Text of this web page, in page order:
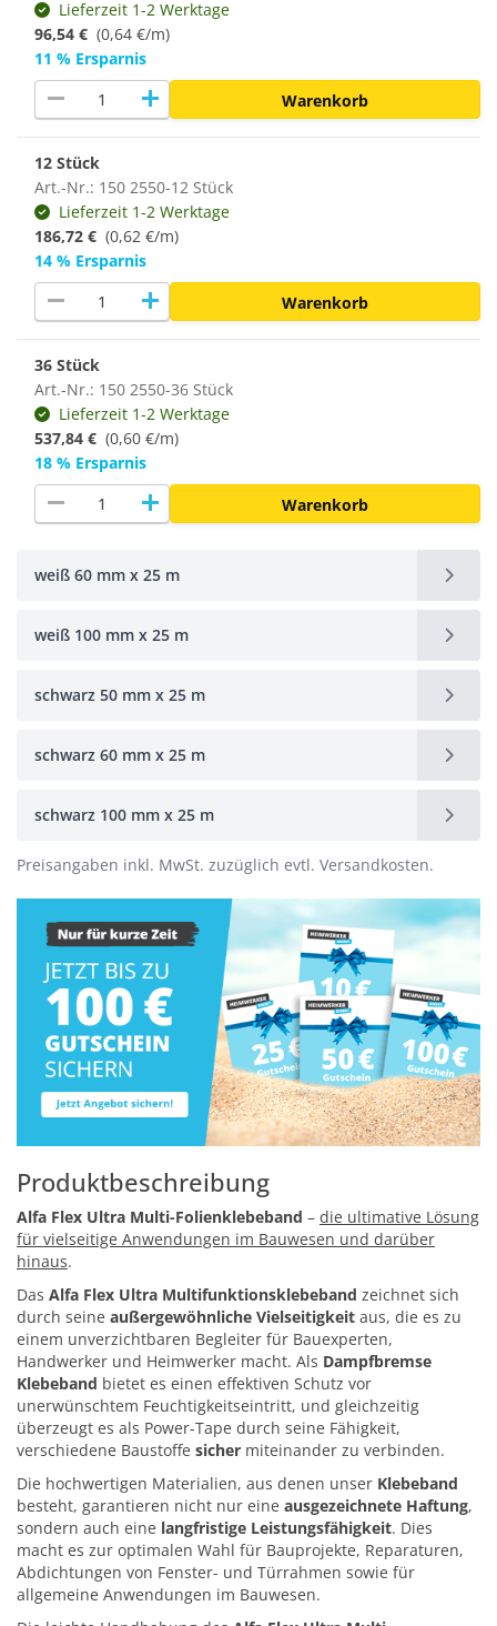
Lieferzeit 1-2 Werktage
96,54 € (0,64 €/m)
11 % Ersparnis
remove add Warenkorb
12 Stück
Art.-Nr.: 150 2550-12 Stück
Lieferzeit 1-2 Werktage
186,72 € (0,62 €/m)
14 % Ersparnis
remove add Warenkorb
36 Stück
Art.-Nr.: 150 2550-36 Stück
Lieferzeit 1-2 Werktage
537,84 € (0,60 €/m)
18 % Ersparnis
remove add Warenkorb
weiß 60 mm x 25 m
weiß 100 mm x 25 m
schwarz 50 mm x 25 m
schwarz 60 mm x 25 m
schwarz 100 mm x 25 m
Preisangaben inkl. MwSt. zuzüglich evtl. Versandkosten.
Produktbeschreibung
Alfa Flex Ultra Multi-Folienklebeband – die ultimative Lösung
für vielseitige Anwendungen im Bauwesen und darüber
hinaus.
Das Alfa Flex Ultra Multifunktionsklebeband zeichnet sich
durch seine außergewöhnliche Vielseitigkeit aus, die es zu
einem unverzichtbaren Begleiter für Bauexperten,
Handwerker und Heimwerker macht. Als Dampfbremse
Klebeband bietet es einen effektiven Schutz vor
unerwünschtem Feuchtigkeitseintritt, und gleichzeitig
überzeugt es als Power-Tape durch seine Fähigkeit,
verschiedene Baustoffe sicher miteinander zu verbinden.
Die hochwertigen Materialien, aus denen unser Klebeband
besteht, garantieren nicht nur eine ausgezeichnete Haftung,
sondern auch eine langfristige Leistungsfähigkeit. Dies
macht es zur optimalen Wahl für Bauprojekte, Reparaturen,
Abdichtungen von Fenster- und Türrahmen sowie für
allgemeine Anwendungen im Bauwesen.